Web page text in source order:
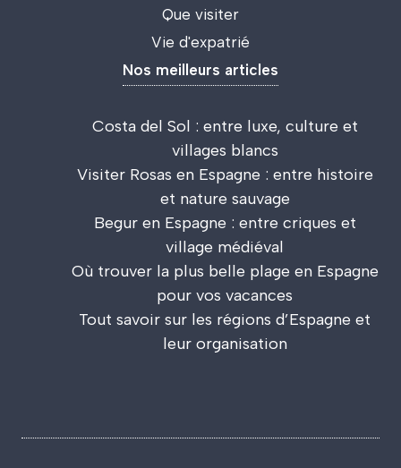
Que visiter
Vie d'expatrié
Nos meilleurs articles
Costa del Sol : entre luxe, culture et
villages blancs
Visiter Rosas en Espagne : entre histoire
et nature sauvage
Begur en Espagne : entre criques et
village médiéval
Où trouver la plus belle plage en Espagne
pour vos vacances
Tout savoir sur les régions d’Espagne et
leur organisation